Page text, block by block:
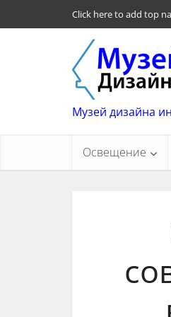
Click here to add top
Музей дизайна
Освещение